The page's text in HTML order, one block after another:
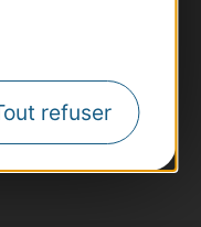
refuser
des
et de sorties.